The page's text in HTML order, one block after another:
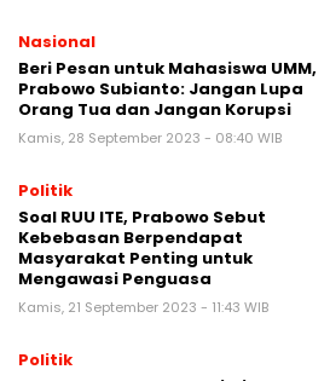
Nasional
Beri Pesan untuk Mahasiswa UMM,
Prabowo Subianto: Jangan Lupa
Orang Tua dan Jangan Korupsi
Kamis, 28 September 2023 - 08:40 WIB
Politik
Soal RUU ITE, Prabowo Sebut
Kebebasan Berpendapat
Masyarakat Penting untuk
Mengawasi Penguasa
Kamis, 21 September 2023 - 11:43 WIB
Politik